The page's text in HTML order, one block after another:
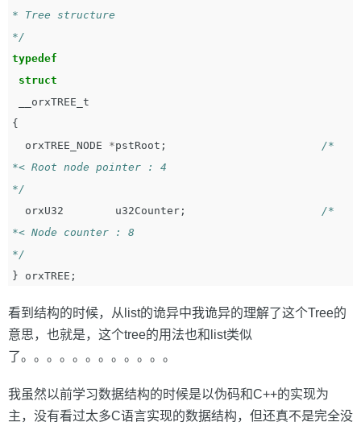
* Tree structure
*/
typedef
struct
__orxTREE_t
{
orxTREE_NODE
*pstRoot ;
/*
*< Root node pointer : 4
*/
orxU32
u32Counter ;
/*
*< Node counter : 8
*/
}
orxTREE ;
看到结构的时候，从list的诡异中我诡异的理解了这个Tree的
意思，也就是，这个tree的用法也和list类似
了。。。。。。。。。。。。
我虽然以前学习数据结构的时候是以伪码和C++的实现为
主，没有看过太多C语言实现的数据结构，但还真不是完全没